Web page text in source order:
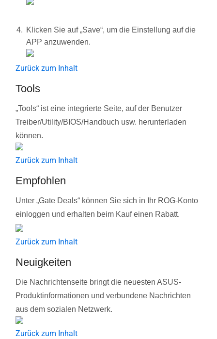
Klicken Sie auf „Save“, um die Einstellung auf die
APP anzuwenden.
Zurück zum Inhalt
Tools
„Tools“ ist eine integrierte Seite, auf der Benutzer
Treiber/Utility/BIOS/Handbuch usw. herunterladen
können.
Zurück zum Inhalt
Empfohlen
Unter „Gate Deals“ können Sie sich in Ihr ROG-Konto
einloggen und erhalten beim Kauf einen Rabatt.
Zurück zum Inhalt
Neuigkeiten
Die Nachrichtenseite bringt die neuesten ASUS-
Produktinformationen und verbundene Nachrichten
aus dem sozialen Netzwerk.
Zurück zum Inhalt